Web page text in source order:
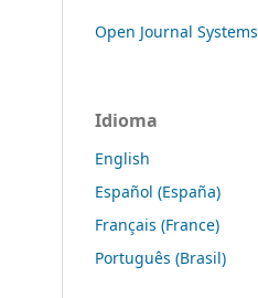
Open Journal Systems
Idioma
English
Español (España)
Français (France)
Português (Brasil)